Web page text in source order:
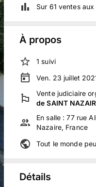
Sur 61 ventes
À propos
1 suivi
Ven. 23 juillet
Vente judiciaire
de SAINT
En salle :77 rue
Nazaire, France
Tout le monde
Détails